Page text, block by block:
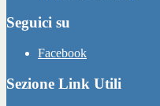
Seguici su
Facebook
Sezione Link Utili